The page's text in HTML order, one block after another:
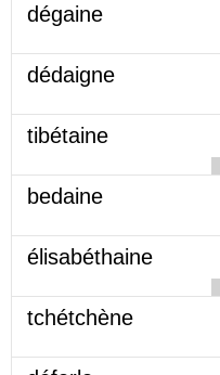
dégaine
dédaigne
tibétaine
bedaine
élisabéthaine
tchétchène